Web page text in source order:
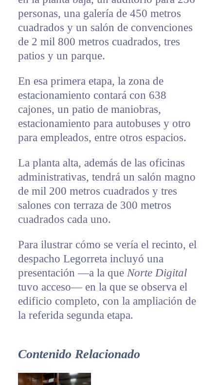
personas, una galería de 450 metros
cuadrados y un salón de convenciones
de 2 mil 800 metros cuadrados, tres
patios y un parque.
En esa primera etapa, la zona de
estacionamiento contará con 638
cajones, un patio de maniobras,
estacionamiento para autobuses y otro
para empleados, entre otros espacios.
La planta alta, además de las oficinas
administrativas, tendrá un salón magno
de mil 200 metros cuadrados y tres
salones con terraza de 300 metros
cuadrados cada uno.
Para ilustrar cómo se vería el recinto, el
despacho Legorreta incluyó una
presentación —a la que Norte Digital
tuvo acceso— en la que se observa el
edificio completo, con la ampliación de
la referida segunda etapa.
Contenido Relacionado